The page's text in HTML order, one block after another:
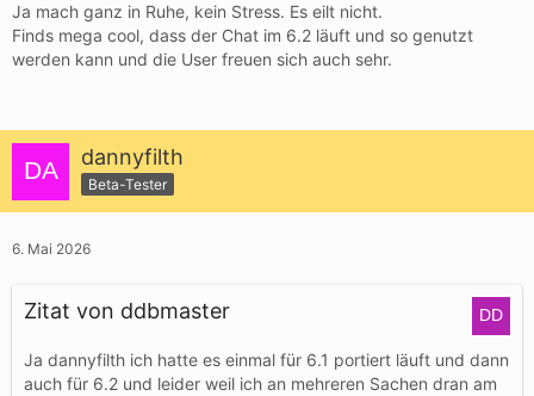
Ja mach ganz in Ruhe, kein Stress. Es eilt nicht.
Finds mega cool, dass der Chat im 6.2 läuft und so genutzt
werden kann und die User freuen sich auch sehr.
dannyfilth
Beta-Tester
6. Mai 2026
Zitat von ddbmaster
Ja dannyfilth ich hatte es einmal für 6.1 portiert läuft und dann
auch für 6.2 und leider weil ich an mehreren Sachen dran am